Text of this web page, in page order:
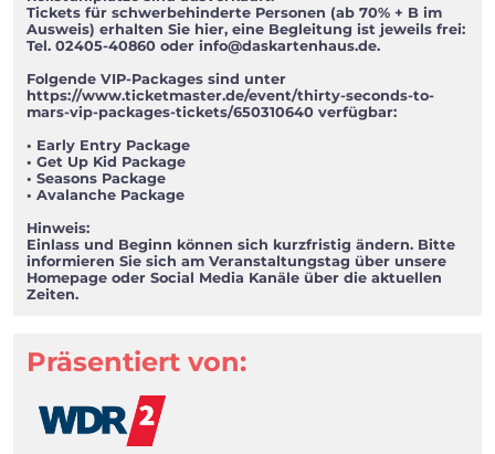
Tickets für schwerbehinderte Personen (ab 70% + B im
Ausweis) erhalten Sie hier, eine Begleitung ist jeweils frei:
Tel. 02405-40860 oder info@daskartenhaus.de.
Folgende VIP-Packages sind unter
https://www.ticketmaster.de/event/thirty-seconds-to-
mars-vip-packages-tickets/650310640 verfügbar:
• Early Entry Package
• Get Up Kid Package
• Seasons Package
• Avalanche Package
Hinweis:
Einlass und Beginn können sich kurzfristig ändern. Bitte
informieren Sie sich am Veranstaltungstag über unsere
Homepage oder Social Media Kanäle über die aktuellen
Zeiten.
Präsentiert von: